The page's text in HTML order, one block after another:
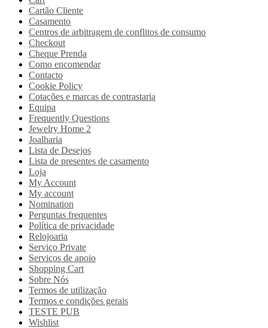
Cartão Cliente
Casamento
Centros de arbitragem de conflitos de consumo
Checkout
Cheque Prenda
Como encomendar
Contacto
Cookie Policy
Cotações e marcas de contrastaria
Equipa
Frequently Questions
Jewelry Home 2
Joalharia
Lista de Desejos
Lista de presentes de casamento
Loja
My Account
My account
Nomination
Perguntas frequentes
Política de privacidade
Relojoaria
Serviço Private
Serviços de apoio
Shopping Cart
Sobre Nós
Termos de utilização
Termos e condições gerais
TESTE PUB
Wishlist